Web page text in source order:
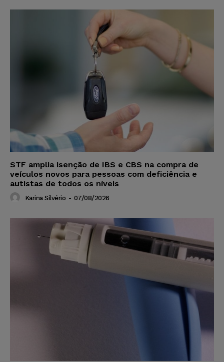
STF amplia isenção de IBS e CBS na compra de
veículos novos para pessoas com deficiência e
autistas de todos os níveis
Karina Silvério - 07/08/2026